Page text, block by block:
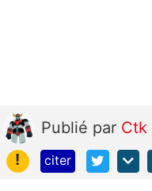
Publié par Ctk
!
citer